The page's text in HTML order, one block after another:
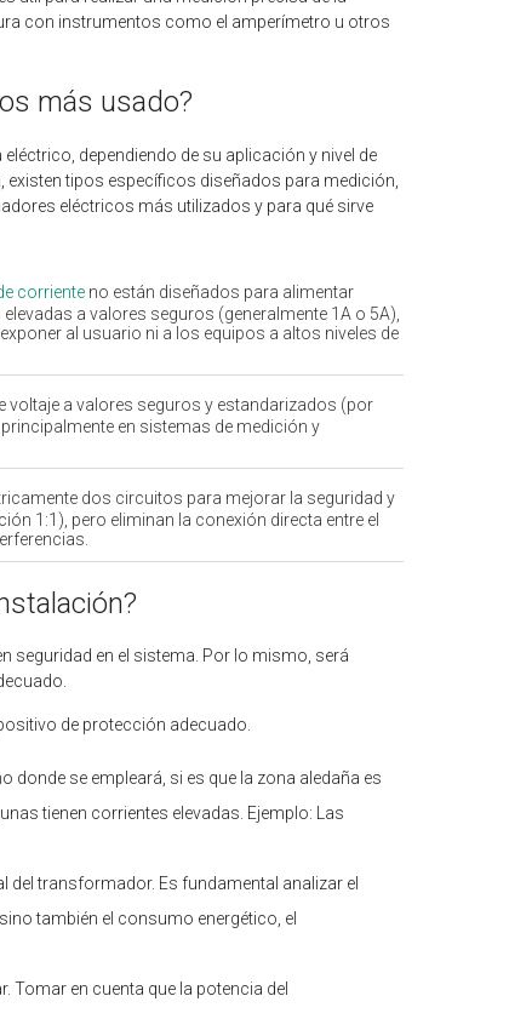
con instrumentos como el amperímetro u otros
más usado?
dependiendo de su aplicación y nivel de
, existen tipos específicos diseñados para medición,
eléctricos más utilizados y para qué sirve
corriente no están diseñados para alimentar
a valores seguros (generalmente 1A o 5A),
al usuario ni a los equipos a altos niveles de
voltaje a valores seguros y estandarizados (por
en sistemas de medición y
dos circuitos para mejorar la seguridad y
1:1), pero eliminan la conexión directa entre el
seguridad en el sistema. Por lo mismo, será
de protección adecuado.
donde se empleará, si es que la zona aledaña es
tienen corrientes elevadas. Ejemplo: Las
del transformador. Es fundamental analizar el
también el consumo energético, el
Tomar en cuenta que la potencia del